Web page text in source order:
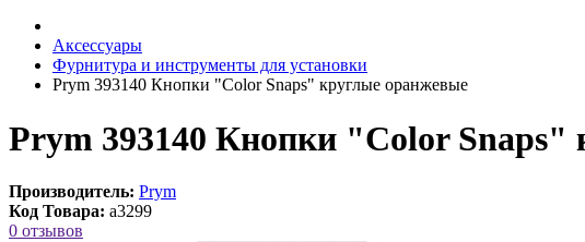
Аксессуары
Фурнитура и инструменты для установки
Prym 393140 Кнопки "Color Snaps" круглые оранжевые
Prym 393140 Кнопки "Color Snaps"
Производитель: Prym
Код Товара: a3299
0 отзывов